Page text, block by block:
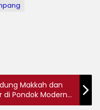
Makkah dan
Pondok Modern